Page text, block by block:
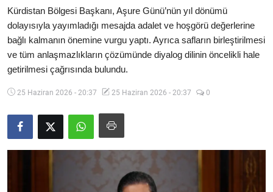
Güncel
Analiz
Makaleler
Video
Kürdistan Bölgesi Başkanı, Aşure Günü’nün yıl dönümü
dolayısıyla yayımladığı mesajda adalet ve hoşgörü değerlerine
bağlı kalmanın önemine vurgu yaptı. Ayrıca safların birleştirilmesi
ve tüm anlaşmazlıkların çözümünde diyalog dilinin öncelikli hale
getirilmesi çağrısında bulundu.
25 Haziran 2026 - 20:37 25 Haziran 2026 - 20:37 0